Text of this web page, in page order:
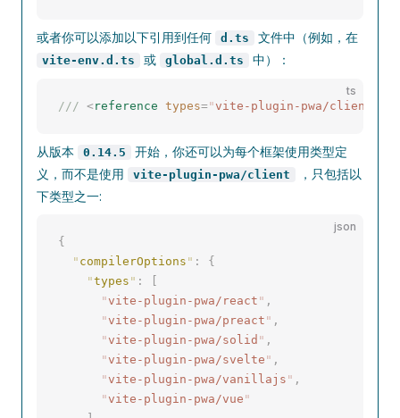
或者你可以添加以下引用到任何 d.ts 文件中（例如，在
vite-env.d.ts 或 global.d.ts 中）：
ts
/// <reference types="vite-plugin-pwa/client
从版本 0.14.5
开始，你还可以为每个框架使用类型定
义，而不是使用
vite-plugin-pwa/client
，只包括以
下类型之一:
json
{
  "
compilerOptions " :
{
    "
types " :
      "
vite-plugin-pwa/react " ,
      "
vite-plugin-pwa/preact " ,
      "
vite-plugin-pwa/solid " ,
      "
vite-plugin-pwa/svelte " ,
      "
vite-plugin-pwa/vanillajs " ,
      "
vite-plugin-pwa/vue "